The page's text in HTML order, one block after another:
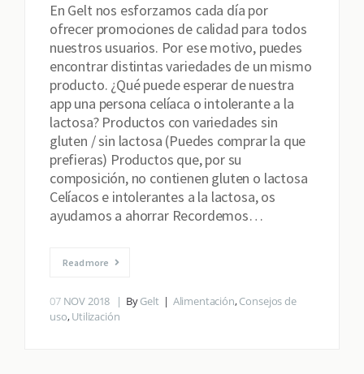
En Gelt nos esforzamos cada día por
ofrecer promociones de calidad para todos
nuestros usuarios. Por ese motivo, puedes
encontrar distintas variedades de un mismo
producto. ¿Qué puede esperar de nuestra
app una persona celíaca o intolerante a la
lactosa? Productos con variedades sin
gluten / sin lactosa (Puedes comprar la que
prefieras) Productos que, por su
composición, no contienen gluten o lactosa
Celíacos e intolerantes a la lactosa, os
ayudamos a ahorrar Recordemos…
Read more
07 NOV 2018 ByGelt Alimentación,Consejos de
uso,Utilización